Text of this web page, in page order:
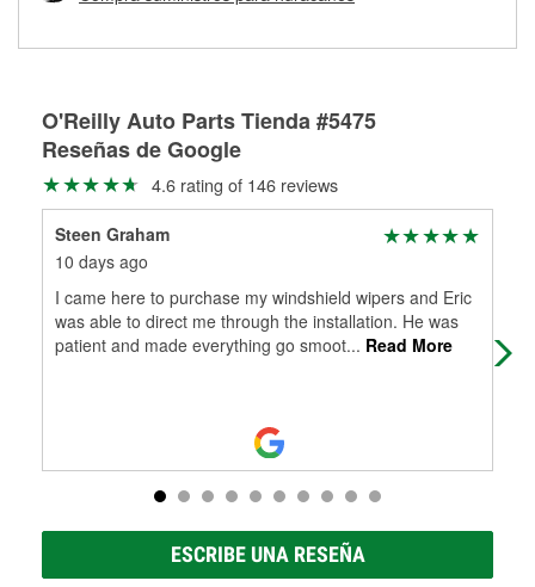
partes de reemplazo correctas para tu reparación.
O'Reilly Auto Parts Tienda #5475
Reseñas de Google
4.6 rating of 146 reviews
Steen Graham
10 days ago
I came here to purchase my windshield wipers and Eric
was able to direct me through the installation. He was
patient and made everything go smoot... Read More
ESCRIBE UNA RESEÑA